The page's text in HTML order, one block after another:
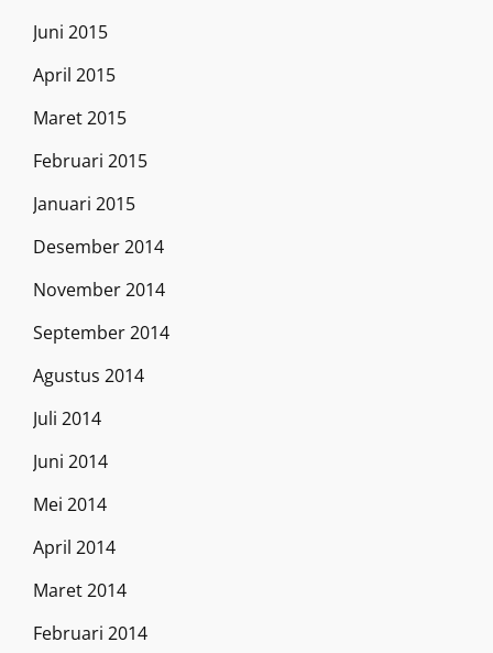
Juni 2015
April 2015
Maret 2015
Februari 2015
Januari 2015
Desember 2014
November 2014
September 2014
Agustus 2014
Juli 2014
Juni 2014
Mei 2014
April 2014
Maret 2014
Februari 2014